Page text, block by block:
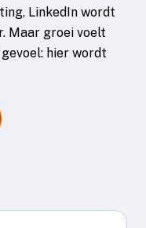
LinkedIn wordt
Maar groei voelt
hier wordt